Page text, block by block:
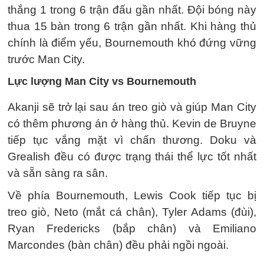
thắng 1 trong 6 trận đấu gần nhất. Đội bóng này
thua 15 bàn trong 6 trận gần nhất. Khi hàng thủ
chính là điểm yếu, Bournemouth khó đứng vững
trước Man City.
Lực lượng Man City vs Bournemouth
Akanji sẽ trở lại sau án treo giò và giúp Man City
có thêm phương án ở hàng thủ. Kevin de Bruyne
tiếp tục vắng mặt vì chấn thương. Doku và
Grealish đều có được trạng thái thể lực tốt nhất
và sẵn sàng ra sân.
Về phía Bournemouth, Lewis Cook tiếp tục bị
treo giò, Neto (mắt cá chân), Tyler Adams (đùi),
Ryan Fredericks (bắp chân) và Emiliano
Marcondes (bàn chân) đều phải ngồi ngoài.